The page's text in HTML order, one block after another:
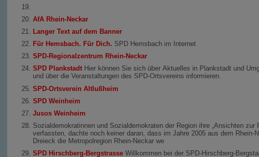
AfA Rhein-Neckar
Langer Text auf dem Banner
Für Hemsbach. Für Dich. SPD Hemsbach im Internet
SPD-Regionalzentrum Rhein-Neckar
SPD Plankstadt Hier können Sie sich über Aktuelles in Plankstadt und
und über die Veranstaltungen des SPD-Ortsvereins informieren.
SPD-Ortsverein Altlußheim
SPD Weinheim
Jusos Weinheim
Sozialdemokratinnen und Sozialdemokraten der Region ihre „Ansichten zur
verfassten, dachte noch keiner daran, dass im Jahre 2005 aus dem Rhein-
Dreieck die Metropolregion Rhein-Neckar we
SPD Hirschberg-Bergstrasse Willkommen bei der SPD-Hirschberg-